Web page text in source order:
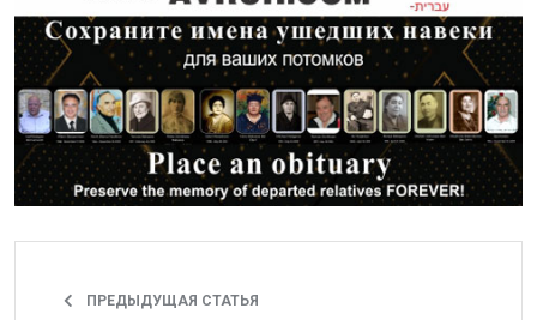
ПРЕДЫДУЩАЯ СТАТЬЯ